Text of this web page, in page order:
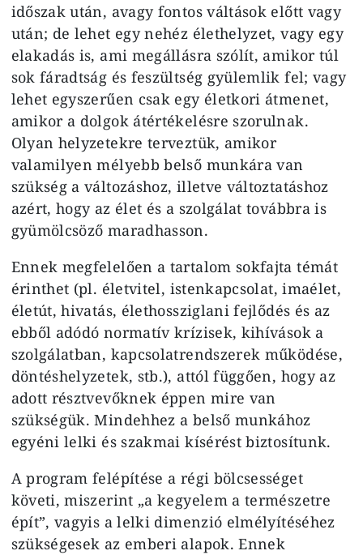
időszak után, avagy fontos váltások előtt vagy
után; de lehet egy nehéz élethelyzet, vagy egy
elakadás is, ami megállásra szólít, amikor túl
sok fáradtság és feszültség gyülemlik fel; vagy
lehet egyszerűen csak egy életkori átmenet,
amikor a dolgok átértékelésre szorulnak.
Olyan helyzetekre terveztük, amikor
valamilyen mélyebb belső munkára van
szükség a változáshoz, illetve változtatáshoz
azért, hogy az élet és a szolgálat továbbra is
gyümölcsöző maradhasson.
Ennek megfelelően a tartalom sokfajta témát
érinthet (pl. életvitel, istenkapcsolat, imaélet,
életút, hivatás, élethossziglani fejlődés és az
ebből adódó normatív krízisek, kihívások a
szolgálatban, kapcsolatrendszerek működése,
döntéshelyzetek, stb.), attól függően, hogy az
adott résztvevőknek éppen mire van
szükségük. Mindehhez a belső munkához
egyéni lelki és szakmai kísérést biztosítunk.
A program felépítése a régi bölcsességet
követi, miszerint „a kegyelem a természetre
épít”, vagyis a lelki dimenzió elmélyítéséhez
szükségesek az emberi alapok. Ennek